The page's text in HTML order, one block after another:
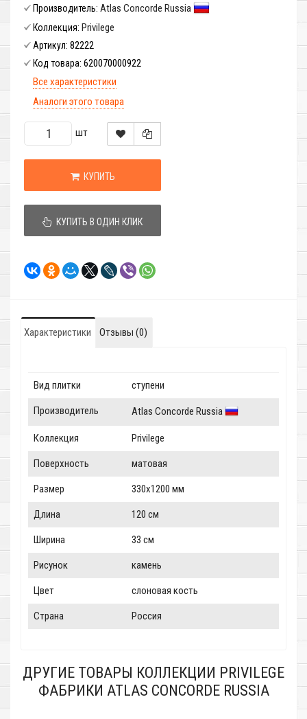
Производитель: Atlas Concorde Russia
Коллекция: Privilege
Артикул: 82222
Код товара: 620070000922
Все характеристики
Аналоги этого товара
шт
КУПИТЬ
КУПИТЬ В ОДИН КЛИК
Характеристики Отзывы (0)
Вид плитки ступени
Производитель Atlas Concorde Russia
Коллекция Privilege
Поверхность матовая
Размер 330x1200 мм
Длина 120 см
Ширина 33 см
Рисунок камень
Цвет слоновая кость
Страна Россия
ДРУГИЕ ТОВАРЫ КОЛЛЕКЦИИ PRIVILEGE
ФАБРИКИ ATLAS CONCORDE RUSSIA